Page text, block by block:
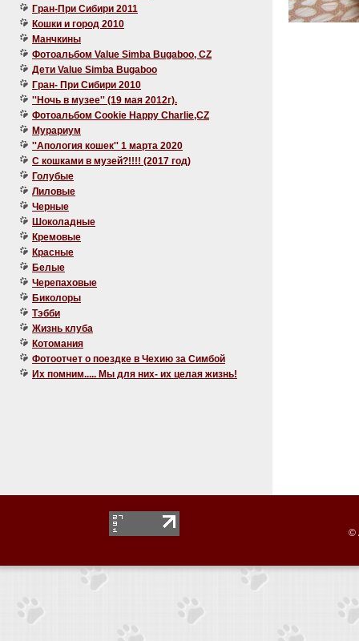
Гран-При Сибири 2011
Кошки и город 2010
Манчкины
Фотоальбом Value Simba Bugaboo, CZ
Дети Value Simba Bugaboo
Гран- При Сибири 2010
''Ночь в музее'' (19 мая 2012г).
Фотоальбом Cookie Happy Charlie,CZ
Мурариум
''Апология кошек'' 1 марта 2020
C кошками в музей?!!!! (2017 год)
Голубые
Лиловые
Черные
Шоколадные
Кремовые
Красные
Белые
Черепаховые
Биколоры
Тэбби
Жизнь клуба
Котомания
Фотоотчет о поездке в Чехию за Симбой
Их помним..... Мы для них- их целая жизнь!
©